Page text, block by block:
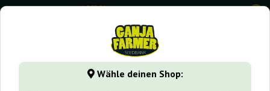
Wähle deinen Shop:
0
GanjaFarmer.de Seedbanks Silent Seeds L.A. Vanilla